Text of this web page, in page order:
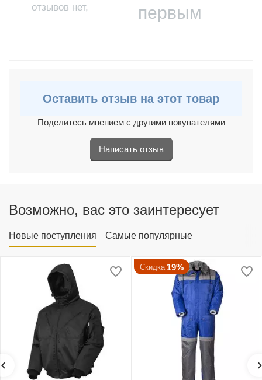
отзывов нет,
первым
Оставить отзыв на этот товар
Поделитесь мнением с другими покупателями
Написать отзыв
Возможно, вас это заинтересует
Новые поступления Самые популярные
Скидка 19%